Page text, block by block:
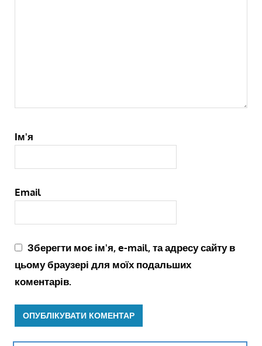
Ім'я
Email
Зберегти моє ім'я, e-mail, та адресу сайту в
цьому браузері для моїх подальших
коментарів.